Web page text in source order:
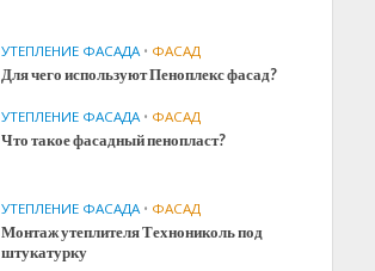
УТЕПЛЕНИЕ ФАСАДА • ФАСАД
Для чего используют Пеноплекс фасад?
УТЕПЛЕНИЕ ФАСАДА • ФАСАД
Что такое фасадный пенопласт?
УТЕПЛЕНИЕ ФАСАДА • ФАСАД
Монтаж утеплителя Технониколь под
штукатурку